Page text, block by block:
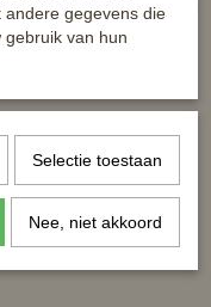
gegevens die
van hun
Selectie toestaan
Nee, niet akkoord